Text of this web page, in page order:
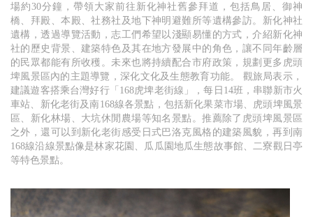
場約30分鐘，帶領大家前往新化神社舊參拜道，包括鳥居、御神
橋、拜殿、本殿、社務社及地下神明避難所等遺構參訪。新化神社
遺構，透過導覽活動，志工們希望以淺顯易懂的方式，介紹新化神
社的歷史背景、建築特色及其在地方發展中的角色，讓不同年齡層
的民眾都能有所收穫。未來也將持續配合市府政策，規劃更多虎頭
埤風景區內的主題導覽，深化文化及生態教育功能。 觀旅局表示，
建議遊客搭乘台灣好行「168虎埤老街線」，每日14班，串聯新市火
車站、新化老街及南168線各景點，包括新化果菜市場、虎頭埤風景
區、新化林場、大坑休閒農場等知名景點。推薦除了虎頭埤風景區
之外，還可以到新化老街感受日式巴洛克風格的建築風貌，再到南
168線沿線景點像是林家花園、瓜瓜園地瓜生態故事館、二寮觀日亭
等特色景點。